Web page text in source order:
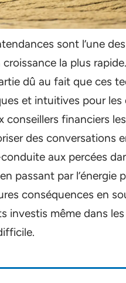
sont l’une
croissance la plus
dû au fait que ces
et intuitives pour les
conseillers financiers
des conversations
aux percées
passant par l’énergie
conséquences en
investis même dans